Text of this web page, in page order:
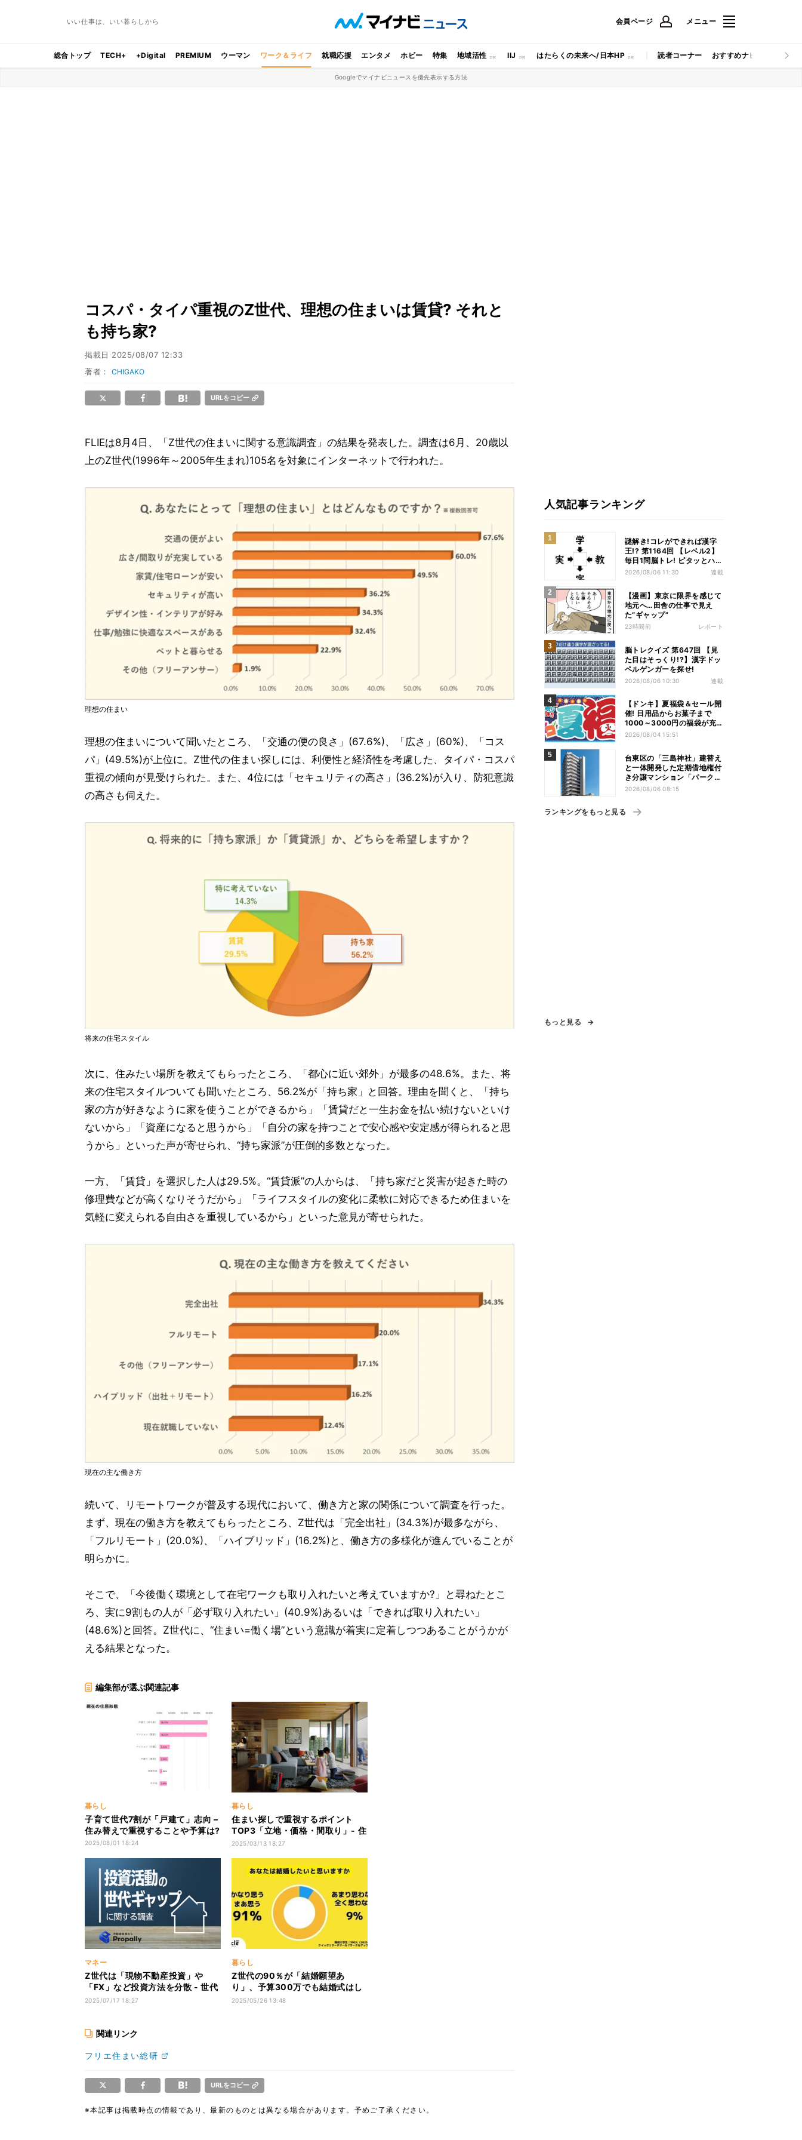
いい仕事は、いい暮らしから 会員ページ メニュー
総合トップ TECH+ +Digital PREMIUM ウーマン ワーク＆ライフ 就職応援 エンタメ ホビー 特集 地域活性 IIJ はたらくの未来へ/日本HP 読者コーナー おすすめナビ マイナビ
Googleでマイナビニュースを優先表示する方法
コスパ・タイパ重視のZ世代、理想の住まいは賃貸? それと
も持ち家?
掲載日 2025/08/07 12:33
著者：CHIGAKO
URLをコピー
FLIEは8月4日、「Z世代の住まいに関する意識調査」の結果を発表した。調査は6月、20歳以
上のZ世代(1996年～2005年生まれ)105名を対象にインターネットで行われた。
理想の住まい
理想の住まいについて聞いたところ、「交通の便の良さ」(67.6%)、「広さ」(60%)、「コス
パ」(49.5%)が上位に。Z世代の住まい探しには、利便性と経済性を考慮した、タイパ・コスパ
重視の傾向が見受けられた。また、4位には「セキュリティの高さ」(36.2%)が入り、防犯意識
の高さも伺えた。
将来の住宅スタイル
次に、住みたい場所を教えてもらったところ、「都心に近い郊外」が最多の48.6%。また、将
来の住宅スタイルついても聞いたところ、56.2%が「持ち家」と回答。理由を聞くと、「持ち
家の方が好きなように家を使うことができるから」「賃貸だと一生お金を払い続けないといけ
ないから」「資産になると思うから」「自分の家を持つことで安心感や安定感が得られると思
うから」といった声が寄せられ、“持ち家派”が圧倒的多数となった。
一方、「賃貸」を選択した人は29.5%。“賃貸派”の人からは、「持ち家だと災害が起きた時の
修理費などが高くなりそうだから」「ライフスタイルの変化に柔軟に対応できるため住まいを
気軽に変えられる自由さを重視しているから」といった意見が寄せられた。
現在の主な働き方
続いて、リモートワークが普及する現代において、働き方と家の関係について調査を行った。
まず、現在の働き方を教えてもらったところ、Z世代は「完全出社」(34.3%)が最多ながら、
「フルリモート」(20.0%)、「ハイブリッド」(16.2%)と、働き方の多様化が進んでいることが
明らかに。
そこで、「今後働く環境として在宅ワークも取り入れたいと考えていますか?」と尋ねたとこ
ろ、実に9割もの人が「必ず取り入れたい」(40.9%)あるいは「できれば取り入れたい」
(48.6%)と回答。Z世代に、“住まい=働く場”という意識が着実に定着しつつあることがうかが
える結果となった。
編集部が選ぶ関連記事
暮らし
子育て世代7割が「戸建て」志向 –
住み替えで重視することや予算は?
2025/08/01 18:24
暮らし
住まい探しで重視するポイント
TOP3「立地・価格・間取り」- 住
んでから分かった後悔ポイントは?
2025/03/13 18:27
マネー
Z世代は「現物不動産投資」や
「FX」など投資方法を分散 - 世代
が上がるほど株式・投資信託への
2025/07/17 18:27
暮らし
Z世代の90％が「結婚願望あ
り」、予算300万でも結婚式はし
たい?
2025/05/26 13:48
関連リンク
フリエ住まい総研
URLをコピー
※本記事は掲載時点の情報であり、最新のものとは異なる場合があります。予めご了承ください。
人気記事ランキング
謎解き!コレができれば漢字
王!? 第1164回 【レベル2】
毎日1問脳トレ! ピタッとハマ
る漢字はどれだ?
2026/08/06 11:30 連載
【漫画】東京に限界を感じて
地元へ…田舎の仕事で見え
た“ギャップ”
23時間前 レポート
脳トレクイズ 第647回 【見
た目はそっくり!?】漢字ドッ
ペルゲンガーを探せ!
2026/08/06 10:30 連載
【ドンキ】夏福袋＆セール開
催! 日用品からお菓子まで
1000～3000円の福袋が充
実、家電やアパレルなど人気
2026/08/04 15:51
台東区の「三島神社」建替え
と一体開発した定期借地権付
き分譲マンション「パークホ
ームズ入谷」竣工
2026/08/06 08:15
ランキングをもっと見る
もっと見る